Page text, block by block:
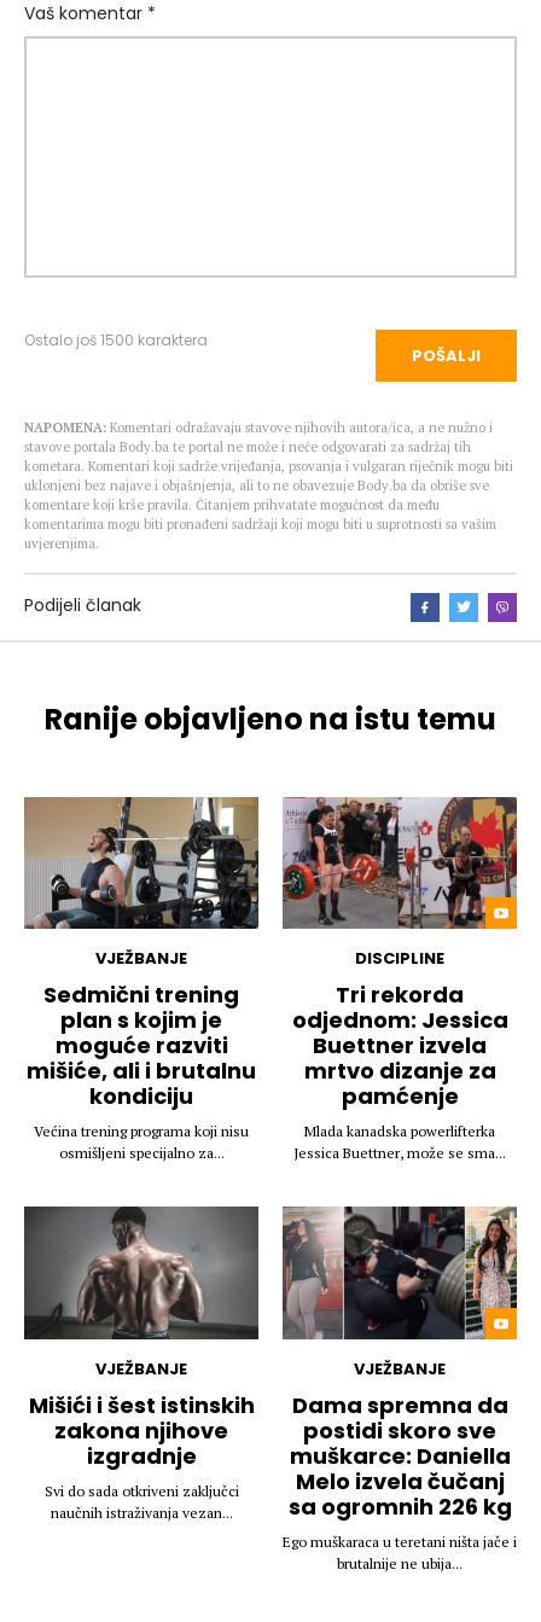
Vaš komentar *
Ostalo još1500 karaktera
POŠALJI
NAPOMENA: Komentari odražavaju stavove njihovih autora/ica, a ne nužno i
stavove portala Body.ba te portal ne može i neće odgovarati za sadržaj tih
kometara. Komentari koji sadrže vrijeđanja, psovanja i vulgaran riječnik mogu biti
uklonjeni bez najave i objašnjenja, ali to ne obavezuje Body.ba da obriše sve
komentare koji krše pravila. Čitanjem prihvatate mogućnost da među
komentarima mogu biti pronađeni sadržaji koji mogu biti u suprotnosti sa vašim
uvjerenjima.
Podijeli članak
Ranije objavljeno na istu temu
VJEŽBANJE
Sedmični trening
plan s kojim je
moguće razviti
mišiće, ali i brutalnu
kondiciju
Većina trening programa koji nisu
osmišljeni specijalno za...
DISCIPLINE
Tri rekorda
odjednom: Jessica
Buettner izvela
mrtvo dizanje za
pamćenje
Mlada kanadska powerlifterka
Jessica Buettner, može se sma...
VJEŽBANJE
Mišići i šest istinskih
zakona njihove
izgradnje
Svi do sada otkriveni zaključci
naučnih istraživanja vezan...
VJEŽBANJE
Dama spremna da
postidi skoro sve
muškarce: Daniella
Melo izvela čučanj
sa ogromnih 226 kg
Ego muškaraca u teretani ništa jače i
brutalnije ne ubija...